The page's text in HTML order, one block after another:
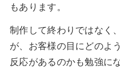
もあります。
制作して終わりではなく
が、お客様の目にどのよ
反応があるのかも勉強に